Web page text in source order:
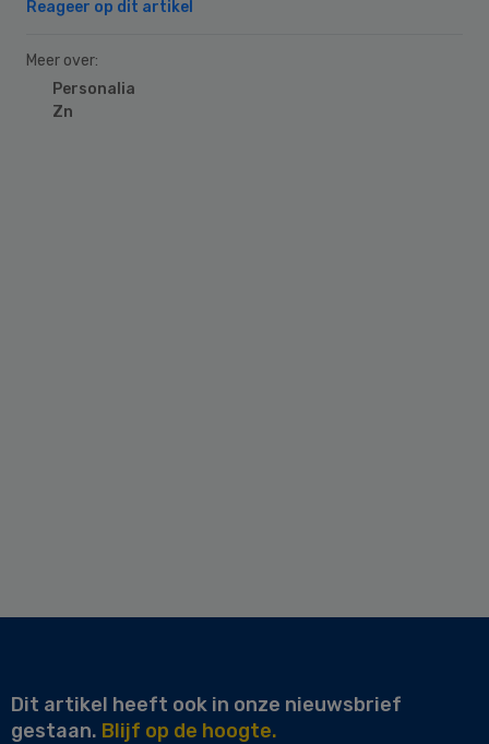
Reageer op dit artikel
Meer over:
Personalia
Zn
Dit artikel heeft ook in onze nieuwsbrief
gestaan. Blijf op de hoogte.